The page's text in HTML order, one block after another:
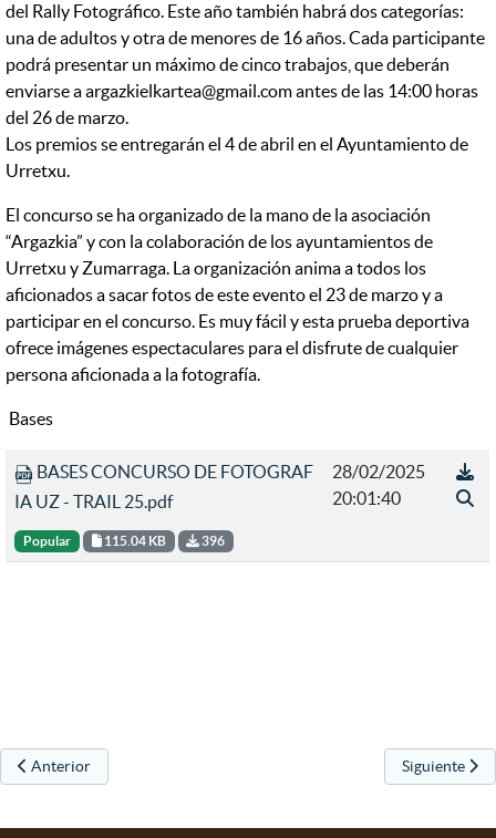
del Rally Fotográfico. Este año también habrá dos categorías:
una de adultos y otra de menores de 16 años. Cada participante
podrá presentar un máximo de cinco trabajos, que deberán
enviarse a argazkielkartea@gmail.com antes de las 14:00 horas
del 26 de marzo.
Los premios se entregarán el 4 de abril en el Ayuntamiento de
Urretxu.
El concurso se ha organizado de la mano de la asociación
“Argazkia” y con la colaboración de los ayuntamientos de
Urretxu y Zumarraga. La organización anima a todos los
aficionados a sacar fotos de este evento el 23 de marzo y a
participar en el concurso. Es muy fácil y esta prueba deportiva
ofrece imágenes espectaculares para el disfrute de cualquier
persona aficionada a la fotografía.
Bases
BASES CONCURSO DE FOTOGRAF
IA UZ - TRAIL 25.pdf
Popular 115.04 KB 396
28/02/2025
20:01:40
Artículo anterior: El Ayuntamiento de Urretxu continúa con la
Anterior Artículo
Siguiente